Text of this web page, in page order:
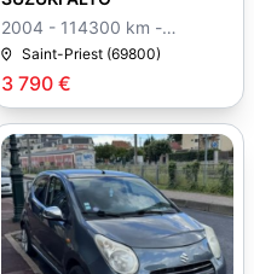
3 790 €
2004 - 114300 km -
Manuelle
Saint-Priest (69800)